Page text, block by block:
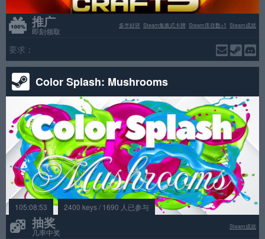
推广
即刻领取
Steam成就
Steam库存数+1
Steam集换式卡牌
多半好评
要求：
Color Splash: Mushrooms
105:08:53 2400 keys / 1690 人已参与
抽奖
几率中奖
Steam成就